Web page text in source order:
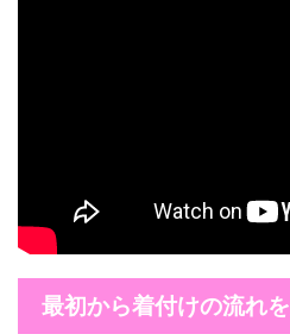
最初から着付けの流れ